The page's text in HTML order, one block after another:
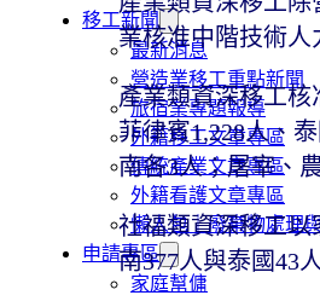
移工新聞
最新消息
營造業移工重點新聞
旅宿業專題報導
外籍移工文章專區
傳統產業文章專區
外籍看護文章專區
懶人包｜廢棄物處理
申請專區
家庭幫傭
業核准中階技術人
產業類資深移工核
菲律賓1,228人、
南各3人；屠宰、
社福類資深移工以
南377人與泰國43